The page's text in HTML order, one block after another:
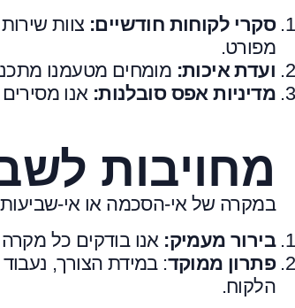
סקרי לקוחות חודשיים: צוות
מפורט.
ועדת איכות: מומחים מטעמנו
מדיניות אפס סובלנות: אנו
מחויבות
במקרה של אי-הסכמה או אי-שביעות
בירור מעמיק:אנו בודקים כל
פתרון ממוקד: במידת הצורך,
הלקוח.